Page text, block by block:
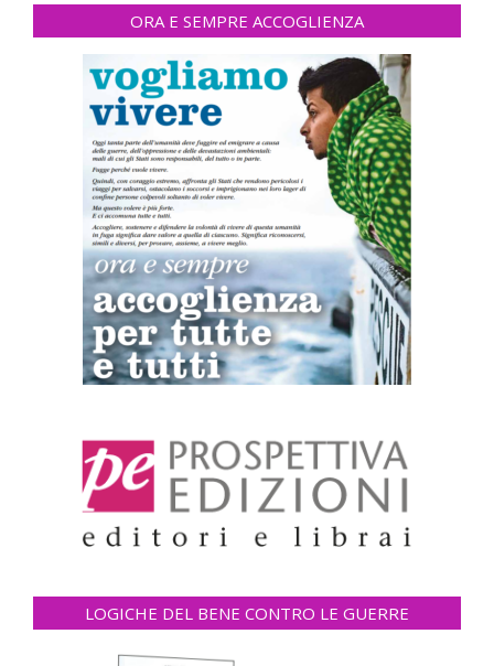
ORA E SEMPRE ACCOGLIENZA
LOGICHE DEL BENE CONTRO LE GUERRE